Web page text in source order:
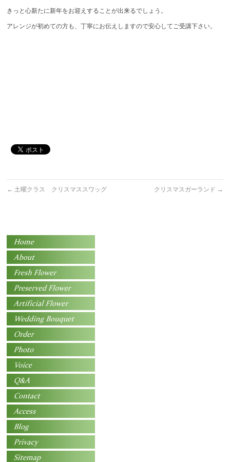
きっと心新たに新年をお迎えすることが出来るでしょう。
アレンジが初めての方も、丁寧にお伝えしますので安心してご受講下さい。
← 土曜クラス クリスマススワッグ クリスマスガーランド →